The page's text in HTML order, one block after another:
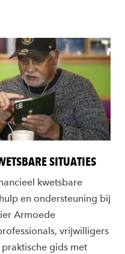
SITUATIES
kwetsbare
en ondersteuning bij
Armoede
vrijwilligers
gids met